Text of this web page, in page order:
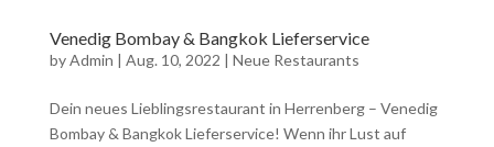
Venedig Bombay & Bangkok Lieferservice
byAdmin | Aug. 10, 2022 | Neue Restaurants
Dein neues Lieblingsrestaurant in Herrenberg – Venedig
Bombay & Bangkok Lieferservice! Wenn ihr Lust auf